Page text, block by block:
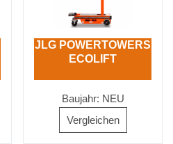
JLG POWERTOWERS
ECOLIFT
Baujahr: NEU
Vergleichen